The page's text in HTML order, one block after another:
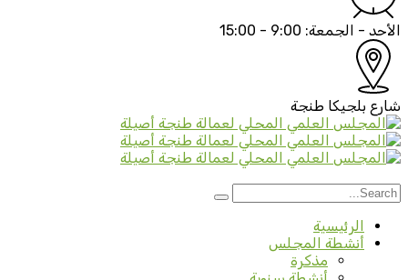
الأحد - الجمعة: 9:00 - 15:00
شارع بلجيكا طنجة
الرئيسية
أنشطة المجلس
مذكرة